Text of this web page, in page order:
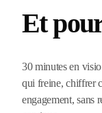
Et
30 minutes en
qui freine, chiffrer
engagement, sans